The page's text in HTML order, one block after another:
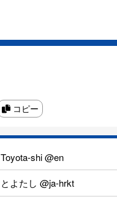
コピー
Toyota-shi @en
とよたし @ja-hrkt